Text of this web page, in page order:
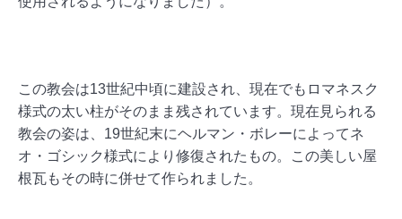
この教会は13世紀中頃に建設され、現在でもロマネスク
様式の太い柱がそのまま残されています。現在見られる
教会の姿は、19世紀末にヘルマン・ボレーによってネ
オ・ゴシック様式により修復されたもの。この美しい屋
根瓦もその時に併せて作られました。